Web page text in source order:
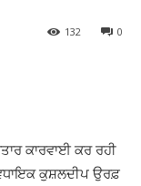
0
132
ਕਾਰਵਾਈ ਕਰ ਰਹੀ
ਕੁਸ਼ਲਦੀਪ ਉਰਫ਼